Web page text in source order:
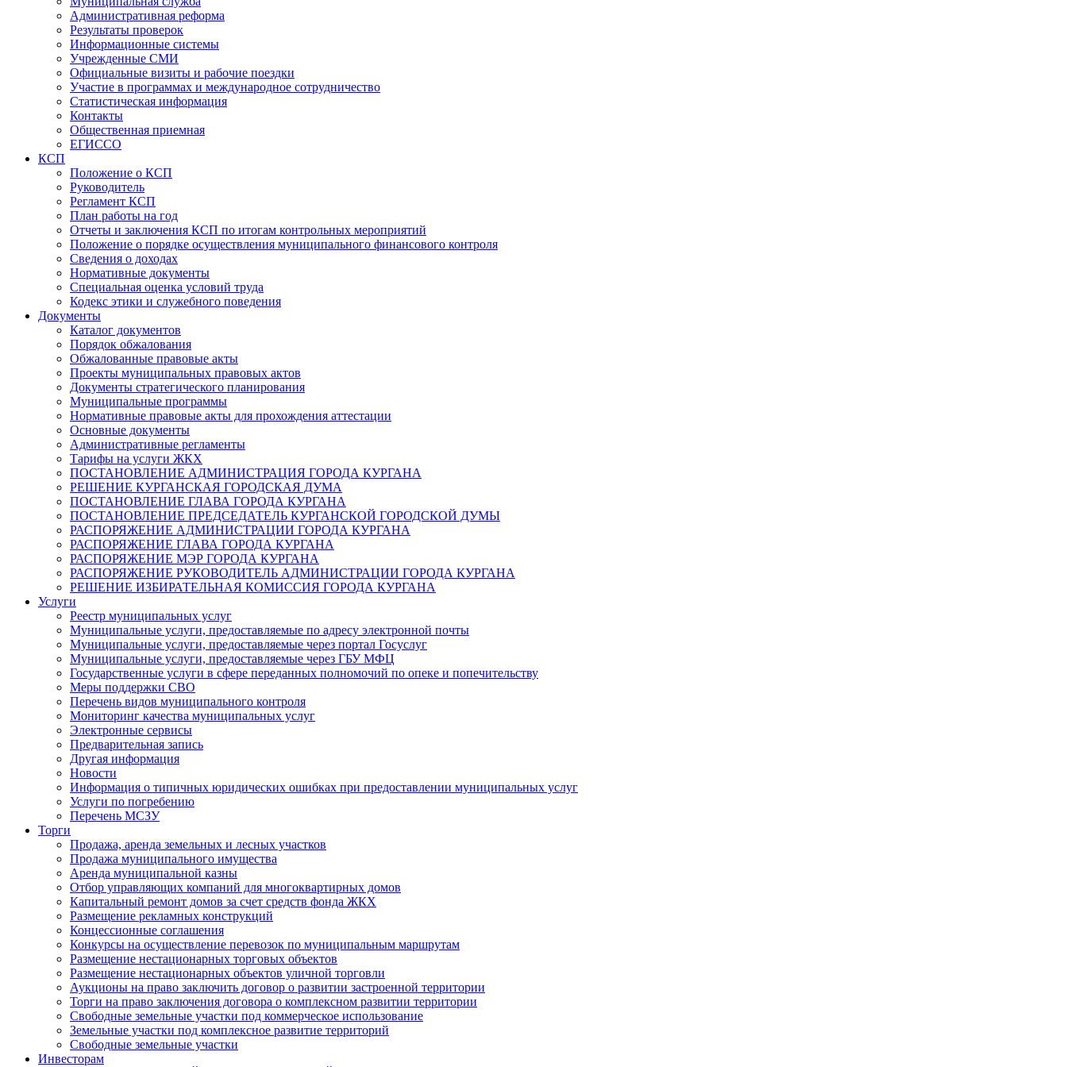
Административная реформа
Результаты проверок
Информационные системы
Учрежденные СМИ
Официальные визиты и рабочие поездки
Участие в программах и международное сотрудничество
Статистическая информация
Контакты
Общественная приемная
ЕГИССО
КСП
Положение о КСП
Руководитель
Регламент КСП
План работы на год
Отчеты и заключения КСП по итогам контрольных мероприятий
Положение о порядке осуществления муниципального финансового контроля
Сведения о доходах
Нормативные документы
Специальная оценка условий труда
Кодекс этики и служебного поведения
Документы
Каталог документов
Порядок обжалования
Обжалованные правовые акты
Проекты муниципальных правовых актов
Документы стратегического планирования
Муниципальные программы
Нормативные правовые акты для прохождения аттестации
Основные документы
Административные регламенты
Тарифы на услуги ЖКХ
ПОСТАНОВЛЕНИЕ АДМИНИСТРАЦИЯ ГОРОДА КУРГАНА
РЕШЕНИЕ КУРГАНСКАЯ ГОРОДСКАЯ ДУМА
ПОСТАНОВЛЕНИЕ ГЛАВА ГОРОДА КУРГАНА
ПОСТАНОВЛЕНИЕ ПРЕДСЕДАТЕЛЬ КУРГАНСКОЙ ГОРОДСКОЙ ДУМЫ
РАСПОРЯЖЕНИЕ АДМИНИСТРАЦИИ ГОРОДА КУРГАНА
РАСПОРЯЖЕНИЕ ГЛАВА ГОРОДА КУРГАНА
РАСПОРЯЖЕНИЕ МЭР ГОРОДА КУРГАНА
РАСПОРЯЖЕНИЕ РУКОВОДИТЕЛЬ АДМИНИСТРАЦИИ ГОРОДА КУРГАНА
РЕШЕНИЕ ИЗБИРАТЕЛЬНАЯ КОМИССИЯ ГОРОДА КУРГАНА
Услуги
Реестр муниципальных услуг
Муниципальные услуги, предоставляемые по адресу электронной почты
Муниципальные услуги, предоставляемые через портал Госуслуг
Муниципальные услуги, предоставляемые через ГБУ МФЦ
Государственные услуги в сфере переданных полномочий по опеке и попечительству
Меры поддержки СВО
Перечень видов муниципального контроля
Мониторинг качества муниципальных услуг
Электронные сервисы
Предварительная запись
Другая информация
Новости
Информация о типичных юридических ошибках при предоставлении муниципальных услуг
Услуги по погребению
Перечень МСЗУ
Торги
Продажа, аренда земельных и лесных участков
Продажа муниципального имущества
Аренда муниципальной казны
Отбор управляющих компаний для многоквартирных домов
Капитальный ремонт домов за счет средств фонда ЖКХ
Размещение рекламных конструкций
Концессионные соглашения
Конкурсы на осуществление перевозок по муниципальным маршрутам
Размещение нестационарных торговых объектов
Размещение нестационарных объектов уличной торговли
Аукционы на право заключить договор о развитии застроенной территории
Торги на право заключения договора о комплексном развитии территории
Свободные земельные участки под коммерческое использование
Земельные участки под комплексное развитие территорий
Свободные земельные участки
Инвесторам